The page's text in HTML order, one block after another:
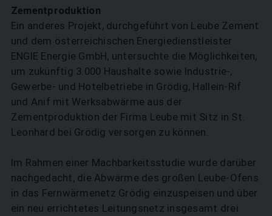
Zementproduktion
Ein anderes Projekt, durchgeführt von Leube Zement
und dem österreichischen Energiedienstleister
ENGIE Energie GmbH, untersuchte die Möglichkeiten,
um zukünftig 3.000 Haushalte sowie Industrie-,
Gewerbe- und Hotelbetriebe in Grödig, Hallein-Rif
und Anif mit Werksabwärme aus der
Zementproduktion der Firma Leube mit Sitz in St.
Leonhard bei Grödig versorgen zu können.
Im Rahmen einer Machbarkeitsstudie wurde darüber
nachgedacht, die Abwärme des großen Leube-Ofens
in das Fernwärmenetz Grödig einzuspeisen und über
ein neu errichtetes Leitungsnetz insgesamt drei